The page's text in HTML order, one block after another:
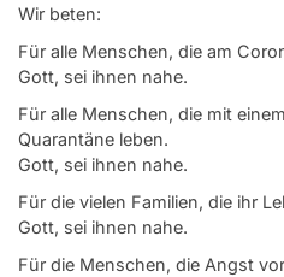
Wir beten:
Für alle Menschen, die am
Gott, sei ihnen nahe.
Für alle Menschen, die mit
Quarantäne leben.
Gott, sei ihnen nahe.
Für die vielen Familien, die ihr
Gott, sei ihnen nahe.
Für die Menschen, die Angst